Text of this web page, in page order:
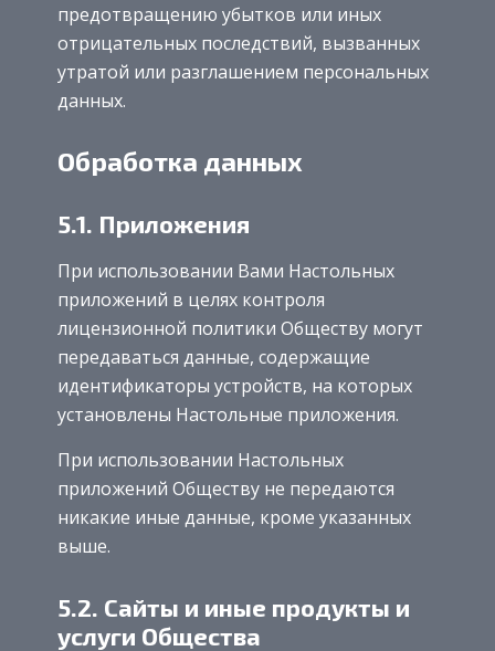
предотвращению убытков или иных
отрицательных последствий, вызванных
утратой или разглашением персональных
данных.
Обработка данных
5.1. Приложения
При использовании Вами Настольных
приложений в целях контроля
лицензионной политики Обществу могут
передаваться данные, содержащие
идентификаторы устройств, на которых
установлены Настольные приложения.
При использовании Настольных
приложений Обществу не передаются
никакие иные данные, кроме указанных
выше.
5.2. Сайты и иные продукты и
услуги Общества